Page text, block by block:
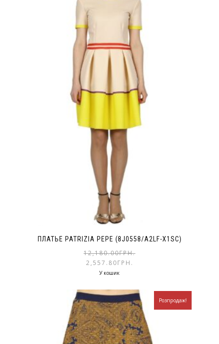
ПЛАТЬЕ PATRIZIA PEPE (8J0558/A2LF-X1SC)
12,180.00ГРН.
2,557.80ГРН.
У кошик
Розпродаж!